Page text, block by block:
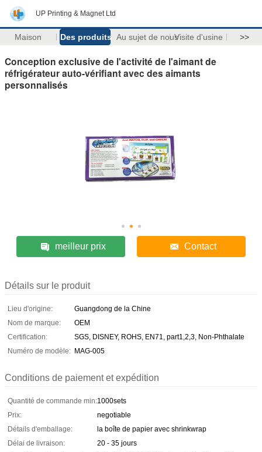
UP Printing & Magnet Ltd
Maison Des produits Au sujet de nousVisite d'usine >>
Conception exclusive de l'activité de l'aimant de
réfrigérateur auto-vérifiant avec des aimants
personnalisés
meilleur prix Contact
Détails sur le produit
Lieu d'origine:
Guangdong de la Chine
Nom de marque:
OEM
Certification:
SGS, DISNEY, ROHS, EN71, part1,2,3, Non-Phthalate
Numéro de modèle: MAG-005
Conditions de paiement et expédition
Quantité de commande min:1000sets
Prix:
negotiable
Détails d'emballage:
la boîte de papier avec shrinkwrap
Délai de livraison:
20 - 35 jours